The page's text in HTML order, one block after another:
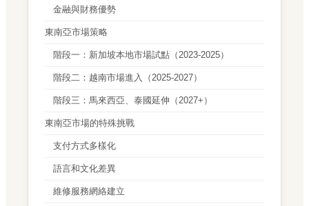
金融與財務優勢
東南亞市場策略
階段一：新加坡本地市場試點（2023-2025）
階段二：越南市場進入（2025-2027）
階段三：馬來西亞、泰國延伸（2027+）
東南亞市場的特殊挑戰
支付方式多樣化
語言和文化差異
維修服務網絡建立